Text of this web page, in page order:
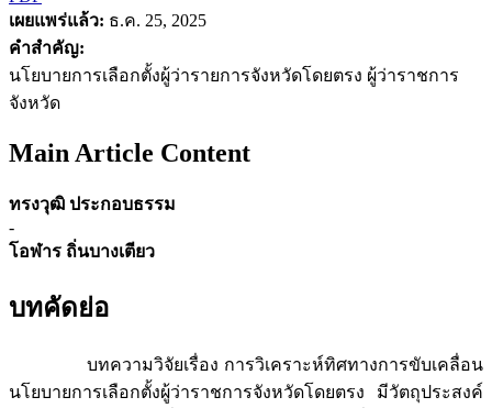
เผยแพร่แล้ว: ธ.ค. 25, 2025
คำสำคัญ:
นโยบายการเลือกตั้งผู้ว่ารายการจังหวัดโดยตรง ผู้ว่าราชการ
จังหวัด
Main Article Content
ทรงวุฒิ ประกอบธรรม
-
โอฬาร ถิ่นบางเตียว
บทคัดย่อ
บทความวิจัยเรื่อง การวิเคราะห์ทิศทางการขับเคลื่อน
นโยบายการเลือกตั้งผู้ว่าราชการจังหวัดโดยตรง มีวัตถุประสงค์